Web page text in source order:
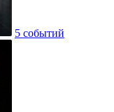
5 событий